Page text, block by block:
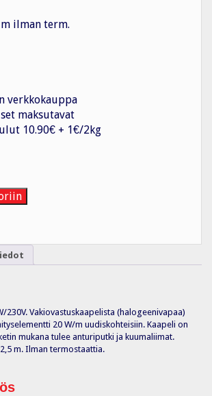
ilman term.
verkkokauppa
maksutavat
10.90€ + 1€/2kg
230V. Vakiovastuskaapelista (halogeenivapaa)
20 W/m uudiskohteisiin. Kaapeli on
mukana tulee anturiputki ja kuumaliimat.
m. Ilman termostaattia.